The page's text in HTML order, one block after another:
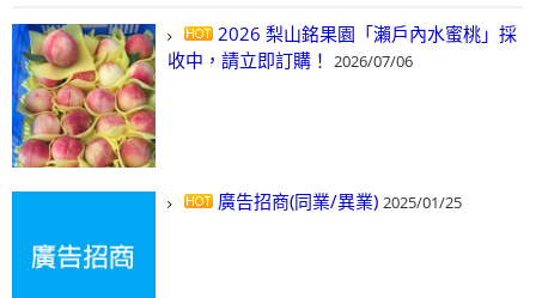
2026 梨山銘果園「瀨戶內水蜜桃」採
收中，請立即訂購！ 2026/07/06
廣告招商(同業/異業) 2025/01/25